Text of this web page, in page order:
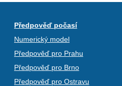
Předpověď počasí
Numerický model
Předpověď pro Prahu
Předpověď pro Brno
Předpověď pro Ostravu